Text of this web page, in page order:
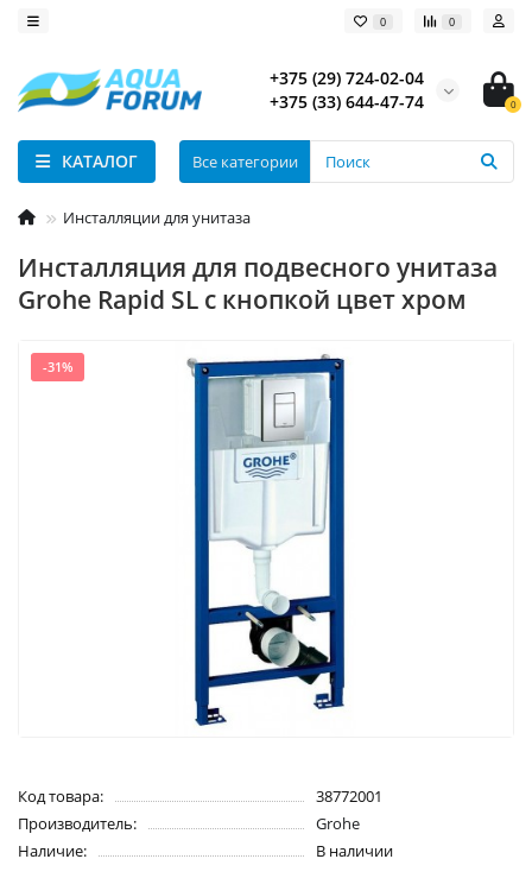
0 0
+375 (29) 724-02-04
+375 (33) 644-47-74
0
КАТАЛОГ Все категории
Инсталляции для унитаза
Инсталляция для подвесного унитаза
Grohe Rapid SL c кнопкой цвет хром
-31%
Код товара:
38772001
Производитель:
Grohe
Наличие:
В наличии